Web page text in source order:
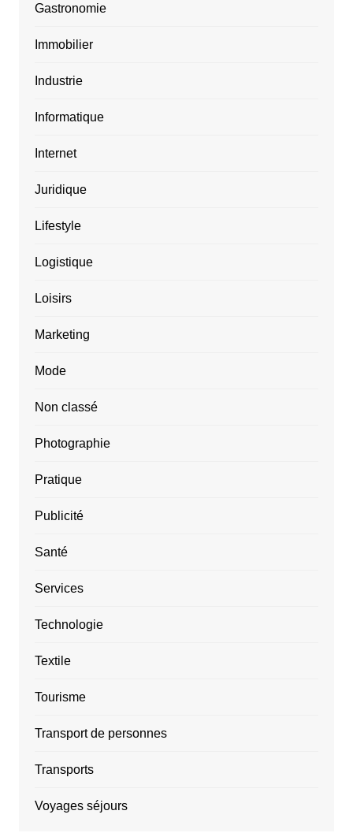
Gastronomie
Immobilier
Industrie
Informatique
Internet
Juridique
Lifestyle
Logistique
Loisirs
Marketing
Mode
Non classé
Photographie
Pratique
Publicité
Santé
Services
Technologie
Textile
Tourisme
Transport de personnes
Transports
Voyages séjours